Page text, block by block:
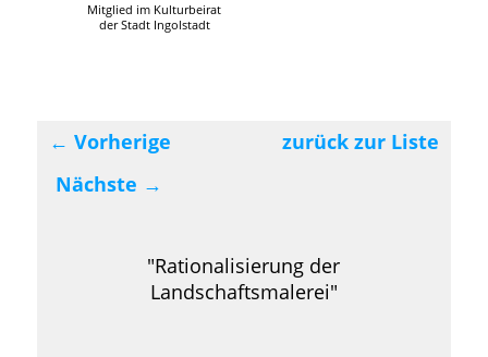
Mitglied im Kulturbeirat
der Stadt Ingolstadt
← Vorherige
zurück zur Liste
Nächste →
"Rationalisierung der
Landschaftsmalerei"